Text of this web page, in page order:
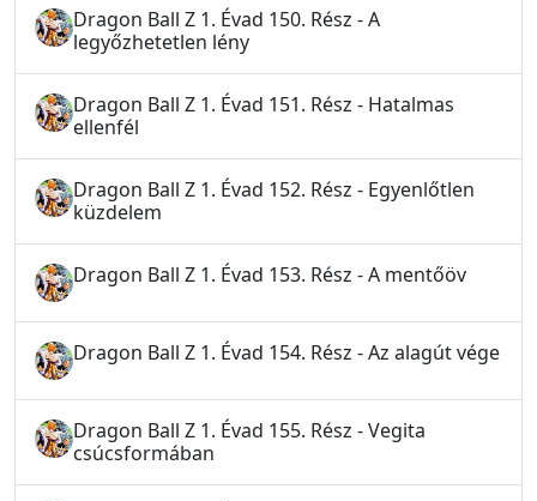
Dragon Ball Z 1. Évad 150. Rész - A
legyőzhetetlen lény
Dragon Ball Z 1. Évad 151. Rész - Hatalmas
ellenfél
Dragon Ball Z 1. Évad 152. Rész - Egyenlőtlen
küzdelem
Dragon Ball Z 1. Évad 153. Rész - A mentőöv
Dragon Ball Z 1. Évad 154. Rész - Az alagút vége
Dragon Ball Z 1. Évad 155. Rész - Vegita
csúcsformában